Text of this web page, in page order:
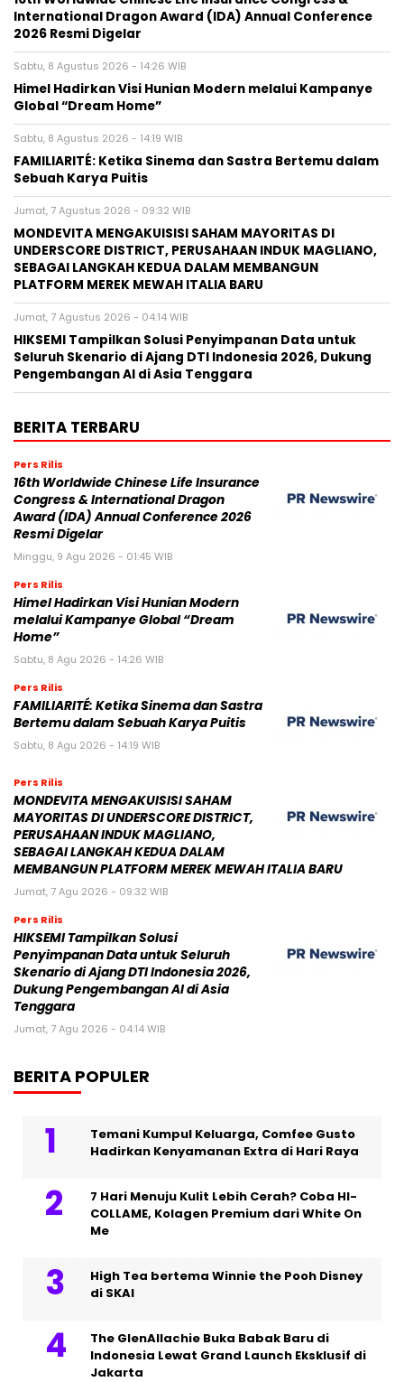
International Dragon Award (IDA) Annual Conference
2026 Resmi Digelar
Sabtu, 8 Agustus 2026 - 14:26 WIB
Himel Hadirkan Visi Hunian Modern melalui Kampanye
Global “Dream Home”
Sabtu, 8 Agustus 2026 - 14:19 WIB
FAMILIARITÉ: Ketika Sinema dan Sastra Bertemu dalam
Sebuah Karya Puitis
Jumat, 7 Agustus 2026 - 09:32 WIB
MONDEVITA MENGAKUISISI SAHAM MAYORITAS DI
UNDERSCORE DISTRICT, PERUSAHAAN INDUK MAGLIANO,
SEBAGAI LANGKAH KEDUA DALAM MEMBANGUN
PLATFORM MEREK MEWAH ITALIA BARU
Jumat, 7 Agustus 2026 - 04:14 WIB
HIKSEMI Tampilkan Solusi Penyimpanan Data untuk
Seluruh Skenario di Ajang DTI Indonesia 2026, Dukung
Pengembangan AI di Asia Tenggara
BERITA TERBARU
Pers Rilis
16th Worldwide Chinese Life Insurance
Congress & International Dragon
Award (IDA) Annual Conference 2026
Resmi Digelar
Minggu, 9 Agu 2026 - 01:45 WIB
Pers Rilis
Himel Hadirkan Visi Hunian Modern
melalui Kampanye Global “Dream
Home”
Sabtu, 8 Agu 2026 - 14:26 WIB
Pers Rilis
FAMILIARITÉ: Ketika Sinema dan Sastra
Bertemu dalam Sebuah Karya Puitis
Sabtu, 8 Agu 2026 - 14:19 WIB
Pers Rilis
MONDEVITA MENGAKUISISI SAHAM
MAYORITAS DI UNDERSCORE DISTRICT,
PERUSAHAAN INDUK MAGLIANO,
SEBAGAI LANGKAH KEDUA DALAM
MEMBANGUN PLATFORM MEREK MEWAH ITALIA BARU
Jumat, 7 Agu 2026 - 09:32 WIB
Pers Rilis
HIKSEMI Tampilkan Solusi
Penyimpanan Data untuk Seluruh
Skenario di Ajang DTI Indonesia 2026,
Dukung Pengembangan AI di Asia
Tenggara
Jumat, 7 Agu 2026 - 04:14 WIB
BERITA POPULER
Temani Kumpul Keluarga, Comfee Gusto
Hadirkan Kenyamanan Extra di Hari Raya
7 Hari Menuju Kulit Lebih Cerah? Coba HI-
COLLAME, Kolagen Premium dari White On
Me
High Tea bertema Winnie the Pooh Disney
di SKAI
The GlenAllachie Buka Babak Baru di
Indonesia Lewat Grand Launch Eksklusif di
Jakarta